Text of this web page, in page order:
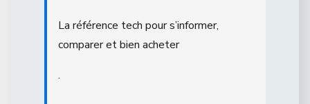
La référence tech pour s’informer,
comparer et bien acheter
.